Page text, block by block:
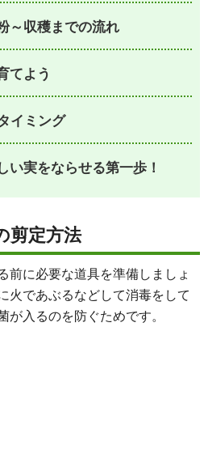
～収穫までの流れ
てよう
イミング
い実をならせる第一歩！
剪定方法
前に必要な道具を準備しましょ
火であぶるなどして消毒をして
が入るのを防ぐためです。